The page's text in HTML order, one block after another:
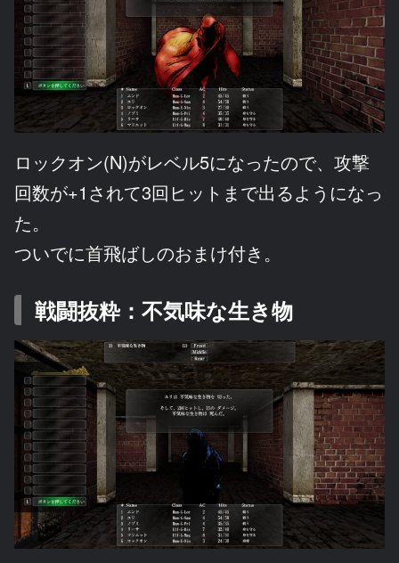
ロックオン(N)がレベル5になったので、攻撃
回数が+1されて3回ヒットまで出るようになっ
た。
ついでに首飛ばしのおまけ付き。
戦闘抜粋：不気味な生き物